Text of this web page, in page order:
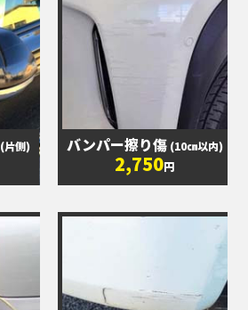
(片側) バンパー擦り傷 (10㎝以内)
2,750円